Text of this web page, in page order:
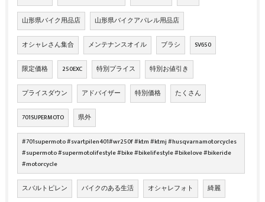
山形県バイク用品店 山形県バイクアパレル用品店
オシャレさん集合 メンテナンスオイル ブラシ SV650
限定価格 250EXC 特別プライス 特別お値引き
プライスダウン アドバイザー 特別価格 たくさん
701SUPERMOTO 県外
#701supermoto #svartpilen401#wr250f #ktm #ktmj #husqvarnamotorcycles
#supermoto #supermotolifestyle #bike #bikelifestyle #bikelove #bikeride
#motorcycle
スバルトピレン バイクのある生活 オシャレフォト 綺麗